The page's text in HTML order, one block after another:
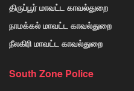
திருப்பூர் மாவட்ட காவல்துறை
நாமக்கல் மாவட்ட காவல்துறை
நீலகிரி மாவட்ட காவல்துறை
South Zone Police